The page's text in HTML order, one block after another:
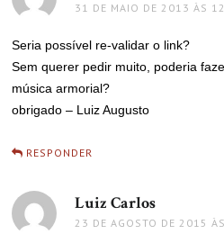
31 DE MAIO DE 2013 ÀS
Seria possível re-validar o link?
Sem querer pedir muito, poderia
música armorial?
obrigado – Luiz Augusto
RESPONDER
Luiz Carlos
23 DE AGOSTO DE 2015